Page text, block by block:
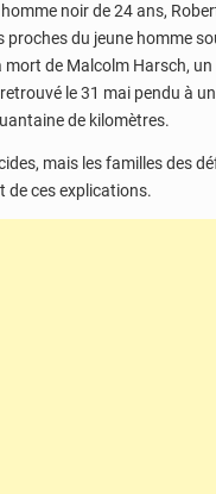
noir de 24 ans,
proches du jeune homme
mort de Malcolm Harsch,
le 31 mai pendu à
de kilomètres.
mais les familles des
de ces explications.